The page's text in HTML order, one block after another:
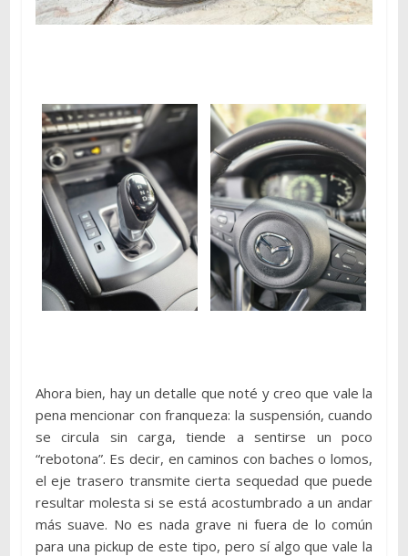
Ahora bien, hay un detalle que noté y creo que vale la
pena mencionar con franqueza: la suspensión, cuando
se circula sin carga, tiende a sentirse un poco
“rebotona”. Es decir, en caminos con baches o lomos,
el eje trasero transmite cierta sequedad que puede
resultar molesta si se está acostumbrado a un andar
más suave. No es nada grave ni fuera de lo común
para una pickup de este tipo, pero sí algo que vale la